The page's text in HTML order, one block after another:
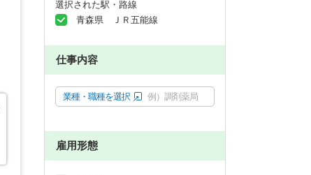
選択された駅・路線
青森県 ＪＲ五能線
仕事内容
業種・職種を選択 例）調剤薬局
雇用形態